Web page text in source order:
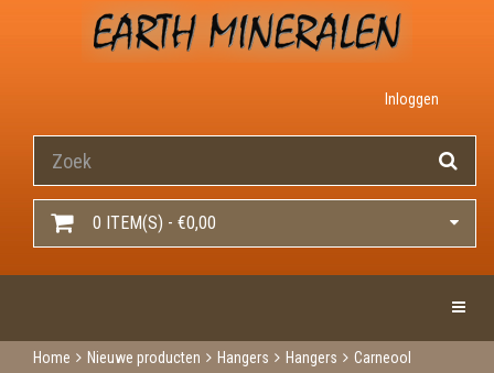
Inloggen
0 ITEM(S) - €0,00
Home Nieuwe producten Hangers Hangers Carneool